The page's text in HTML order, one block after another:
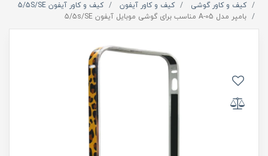
کیف و کاور گوشی
کیف و کاور آیفون
کیف و کاور آیفون 5/5S/SE
بامپر مدل A-05 مناسب برای گوشی موبایل آیفون 5/5s/SE